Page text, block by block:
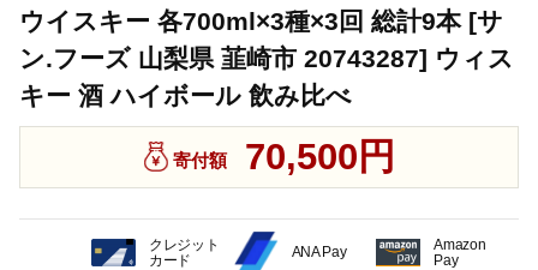
ウイスキー 各700ml×3種×3回 総計9本 [サ
ン.フーズ 山梨県 韮崎市 20743287] ウィス
キー 酒 ハイボール 飲み比べ
寄付額 70,500円
クレジット
カード
ANA Pay
Amazon
Pay